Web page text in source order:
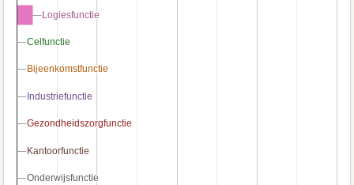
Logiesfunctie
Logiesfunctie
Celfunctie
Celfunctie
Bijeenkomstfunctie
Bijeenkomstfunctie
Industriefunctie
Industriefunctie
Gezondheidszorgfunctie
Gezondheidszorgfunctie
Kantoorfunctie
Kantoorfunctie
Onderwijsfunctie
Onderwijsfunctie